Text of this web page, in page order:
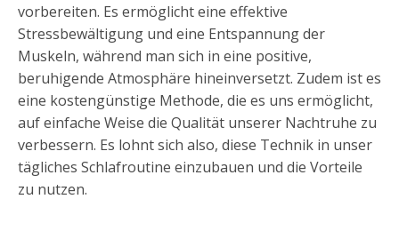
vorbereiten. Es ermöglicht eine effektive
Stressbewältigung und eine Entspannung der
Muskeln, während man sich in eine positive,
beruhigende Atmosphäre hineinversetzt. Zudem ist es
eine kostengünstige Methode, die es uns ermöglicht,
auf einfache Weise die Qualität unserer Nachtruhe zu
verbessern. Es lohnt sich also, diese Technik in unser
tägliches Schlafroutine einzubauen und die Vorteile
zu nutzen.